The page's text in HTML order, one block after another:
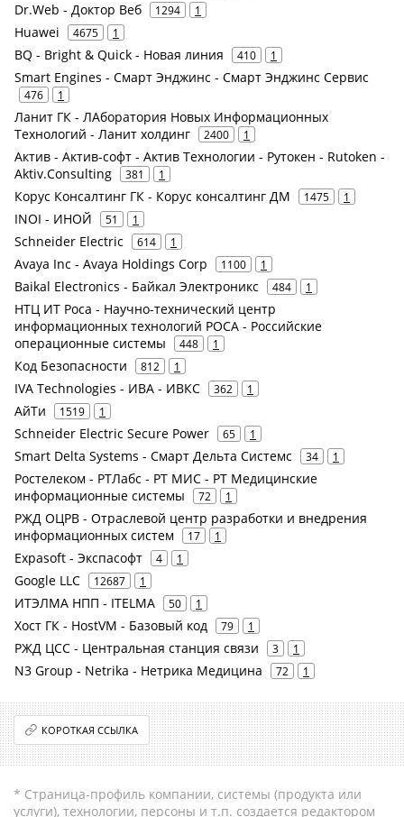
Dr.Web - Доктор Веб 1294 1
Huawei 4675 1
BQ - Bright & Quick - Новая линия 410 1
Smart Engines - Смарт Энджинс - Смарт Энджинс Сервис
476 1
Ланит ГК - ЛАборатория Новых Информационных
Технологий - Ланит холдинг
2400 1
Актив - Актив-софт - Актив Технологии - Рутокен - Rutoken -
Aktiv.Consulting
381 1
Корус Консалтинг ГК - Корус консалтинг ДМ 1475 1
INOI - ИНОЙ 51 1
Schneider Electric 614 1
Avaya Inc - Avaya Holdings Corp 1100 1
Baikal Electronics - Байкал Электроникс 484 1
НТЦ ИТ Роса - Научно-технический центр
информационных технологий РОСА - Российские
операционные системы
448 1
Код Безопасности 812 1
IVA Technologies - ИВА - ИВКС 362 1
АйТи 1519 1
Schneider Electric Secure Power 65 1
Smart Delta Systems - Смарт Дельта Системс 34 1
Ростелеком - РТЛабс - РТ МИС - РТ Медицинские
информационные системы
72 1
РЖД ОЦРВ - Отраслевой центр разработки и внедрения
информационных систем
17 1
Expasoft - Экспасофт 4 1
Google LLC 12687 1
ИТЭЛМА НПП - ITELMA 50 1
Хост ГК - HostVM - Базовый код 79 1
РЖД ЦСС - Центральная станция связи 3 1
N3 Group - Netrika - Нетрика Медицина 72 1
КОРОТКАЯ ССЫЛКА
* Страница-профиль компании, системы (продукта или
услуги), технологии, персоны и т.п. создается редактором